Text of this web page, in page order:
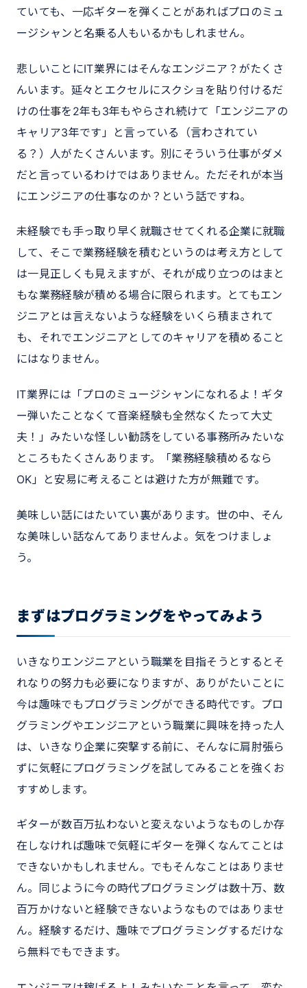
ていても、一応ギターを弾くことがあればプロのミュ
ージシャンと名乗る人もいるかもしれません。
悲しいことにIT業界にはそんなエンジニア？がたくさ
んいます。延々とエクセルにスクショを貼り付けるだ
けの仕事を2年も3年もやらされ続けて「エンジニアの
キャリア3年です」と言っている（言わされてい
る？）人がたくさんいます。別にそういう仕事がダメ
だと言っているわけではありません。ただそれが本当
にエンジニアの仕事なのか？という話ですね。
未経験でも手っ取り早く就職させてくれる企業に就職
して、そこで業務経験を積むというのは考え方として
は一見正しくも見えますが、それが成り立つのはまと
もな業務経験が積める場合に限られます。とてもエン
ジニアとは言えないような経験をいくら積まされて
も、それでエンジニアとしてのキャリアを積めること
にはなりません。
IT業界には「プロのミュージシャンになれるよ！ギタ
ー弾いたことなくて音楽経験も全然なくたって大丈
夫！」みたいな怪しい勧誘をしている事務所みたいな
ところもたくさんあります。「業務経験積めるなら
OK」と安易に考えることは避けた方が無難です。
美味しい話にはたいてい裏があります。世の中、そん
な美味しい話なんてありませんよ。気をつけましょ
う。
まずはプログラミングをやってみよう
いきなりエンジニアという職業を目指そうとするとそ
れなりの努力も必要になりますが、ありがたいことに
今は趣味でもプログラミングができる時代です。プロ
グラミングやエンジニアという職業に興味を持った人
は、いきなり企業に突撃する前に、そんなに肩肘張ら
ずに気軽にプログラミングを試してみることを強くお
すすめします。
ギターが数百万払わないと変えないようなものしか存
在しなければ趣味で気軽にギターを弾くなんてことは
できないかもしれません。でもそんなことはありませ
ん。同じように今の時代プログラミングは数十万、数
百万かけないと経験できないようなものではありませ
ん。経験するだけ、趣味でプログラミングするだけな
ら無料でもできます。